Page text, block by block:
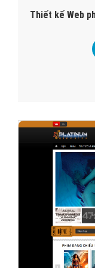
Thiết kế Web